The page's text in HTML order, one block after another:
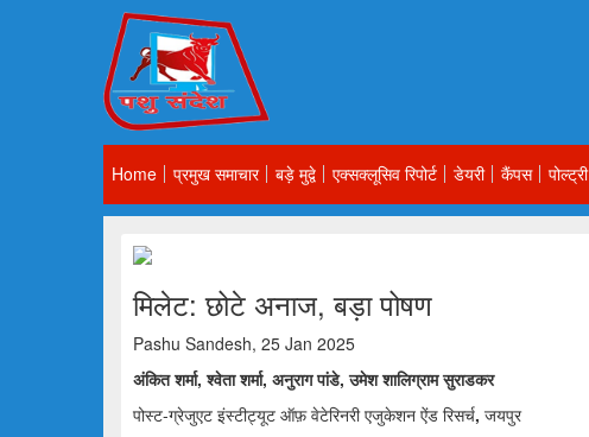
Home प्रमुख समाचार बड़े मुद्वे एक्सक्लूसिव रिपोर्ट डेयरी कैंपस पोल्ट्री
मिलेट: छोटे अनाज, बड़ा पोषण
Pashu Sandesh, 25 Jan 2025
अंकित शर्मा, श्वेता शर्मा, अनुराग पांडे, उमेश शालिग्राम सुराडकर
पोस्ट-ग्रेजुएट इंस्टीट्यूट ऑफ़ वेटेरिनरी एजुकेशन ऐंड रिसर्च, जयपुर